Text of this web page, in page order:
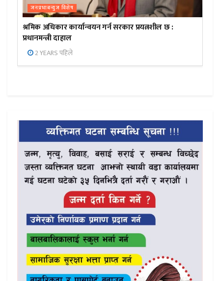
जनप्रभाबन्युज विशेष
श्रमिक अधिकार कार्यान्वयन गर्न सरकार प्रयत्नशील छ :
प्रधानमन्त्री दाहाल
2 YEARS पहिले